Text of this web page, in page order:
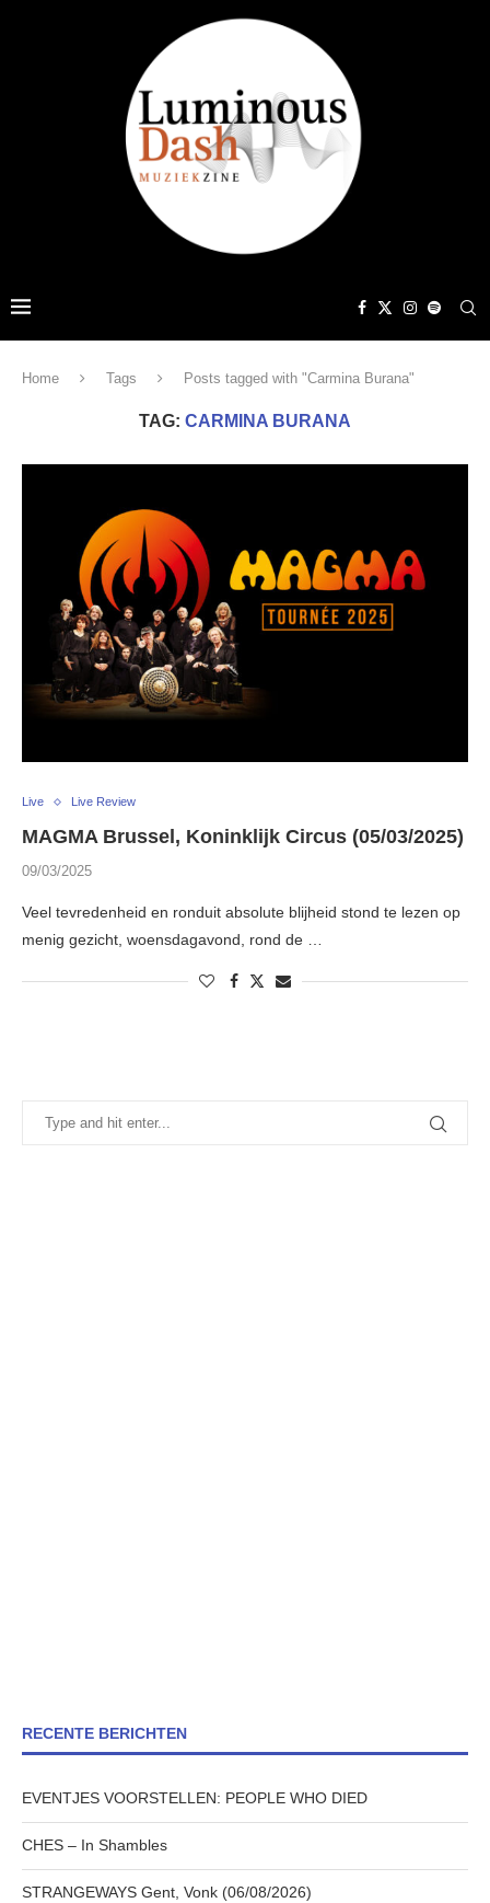
Home Tags Posts tagged with "Carmina Burana"
TAG: CARMINA BURANA
Live Live Review
MAGMA Brussel, Koninklijk Circus (05/03/2025)
09/03/2025
Veel tevredenheid en ronduit absolute blijheid stond te lezen op
menig gezicht, woensdagavond, rond de …
RECENTE BERICHTEN
EVENTJES VOORSTELLEN: PEOPLE WHO DIED
CHES – In Shambles
STRANGEWAYS Gent, Vonk (06/08/2026)